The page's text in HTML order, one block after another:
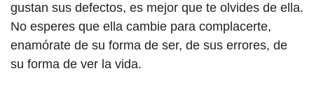
gustan sus defectos, es mejor que te olvides de ella.
No esperes que ella cambie para complacerte,
enamórate de su forma de ser, de sus errores, de
su forma de ver la vida.